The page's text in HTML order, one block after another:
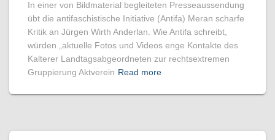
In einer von Bildmaterial begleiteten Presseaussendung
übt die antifaschistische Initiative (Antifa) Meran scharfe
Kritik an Jürgen Wirth Anderlan. Wie Antifa schreibt,
würden „aktuelle Fotos und Videos enge Kontakte des
Kalterer Landtagsabgeordneten zur rechtsextremen
Gruppierung Aktverein Read more